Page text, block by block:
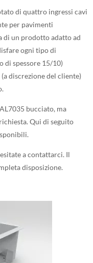
di quattro ingressi cavi
per pavimenti
di un prodotto adatto ad
ogni tipo di
di spessore 15/10)
(a discrezione del cliente)
bucciato, ma
Qui di seguito
a contattarci. Il
disposizione.